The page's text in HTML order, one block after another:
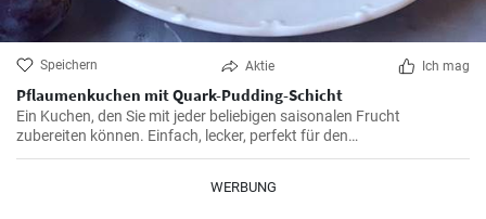
Speichern Aktie Ich mag
Pflaumenkuchen mit Quark-Pudding-Schicht
Ein Kuchen, den Sie mit jeder beliebigen saisonalen Frucht
zubereiten können. Einfach, lecker, perfekt für den
Nachmittagskaffee oder einfach als Leckerbissen.
WERBUNG